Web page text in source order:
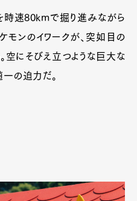
時速80kmで掘り進みながら
モンのイワークが、突如目の
空にそびえ立つような巨大な
一の迫力だ。